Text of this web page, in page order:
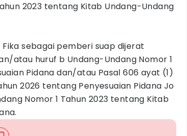
2023 tentang Kitab Undang-Undang
Fika sebagai pemberi suap dijerat
atau huruf b Undang-Undang Nomor 1
Pidana dan/atau Pasal 606 ayat (1)
2026 tentang Penyesuaian Pidana Jo
Nomor 1 Tahun 2023 tentang Kitab